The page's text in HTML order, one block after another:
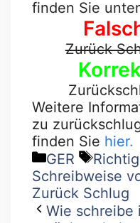
finden Sie
Zurück
Weitere
zu
finden Sie hier.
GER
Schreibweise
Zurück Schlug
Wie schreibe